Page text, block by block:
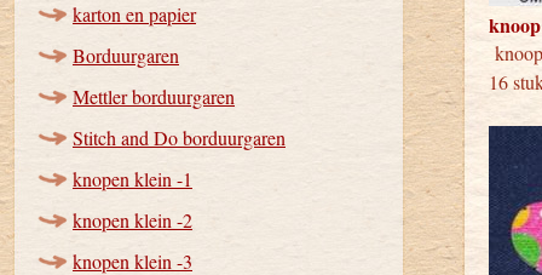
karton en papier
Borduurgaren
Mettler borduurgaren
Stitch and Do borduurgaren
knopen klein -1
knopen klein -2
knopen klein -3
16